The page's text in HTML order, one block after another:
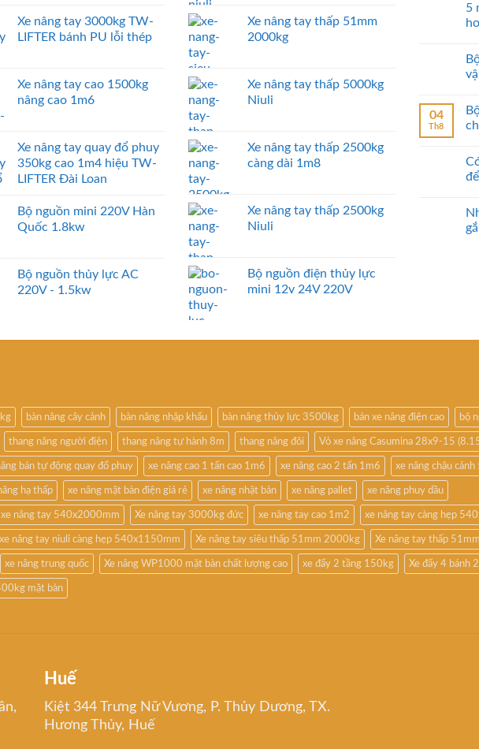
Xe nâng tay 3000kg TW-
LIFTER bánh PU lỗi thép
Xe nâng tay cao 1500kg
nâng cao 1m6
Xe nâng tay quay đổ phuy
350kg cao 1m4 hiệu TW-
LIFTER Đài Loan
Bộ nguồn mini 220V Hàn
Quốc 1.8kw
Bộ nguồn thủy lực AC
220V - 1.5kw
Xe nâng tay thấp 51mm
2000kg
Xe nâng tay thấp 5000kg
Niuli
Xe nâng tay thấp 2500kg
càng dài 1m8
Xe nâng tay thấp 2500kg
Niuli
Bộ nguồn điện thủy lực
mini 12v 24V 220V
5
04
Th8
bàn nâng cây cảnh bàn nâng nhập khẩu bàn nâng thủy lực 3500kg bán xe nâng điện cao bộ
thang nâng người điện thang nâng tự hành 8m thang nâng đôi Vỏ xe nâng Casumina 28x9-15
bán tự động quay đổ phuy xe nâng cao 1 tấn cao 1m6 xe nâng cao 2 tấn 1m6 xe nâng chậu
hạ thấp xe nâng mặt bàn điện giá rẻ xe nâng nhật bản xe nâng pallet xe nâng phuy dầu
xe nâng tay 540x2000mm Xe nâng tay 3000kg đức xe nâng tay cao 1m2 xe nâng tay càng hẹp
xe nâng tay niuli càng hẹp 540x1150mm Xe nâng tay siêu thấp 51mm 2000kg Xe nâng tay thấp
xe nâng trung quốc Xe nâng WP1000 mặt bàn chất lượng cao xe đẩy 2 tầng 150kg Xe đẩy 4 bánh
mặt bàn
Huế
Kiệt 344 Trưng Nữ Vương, P. Thủy Dương, TX.
Hương Thủy, Huế